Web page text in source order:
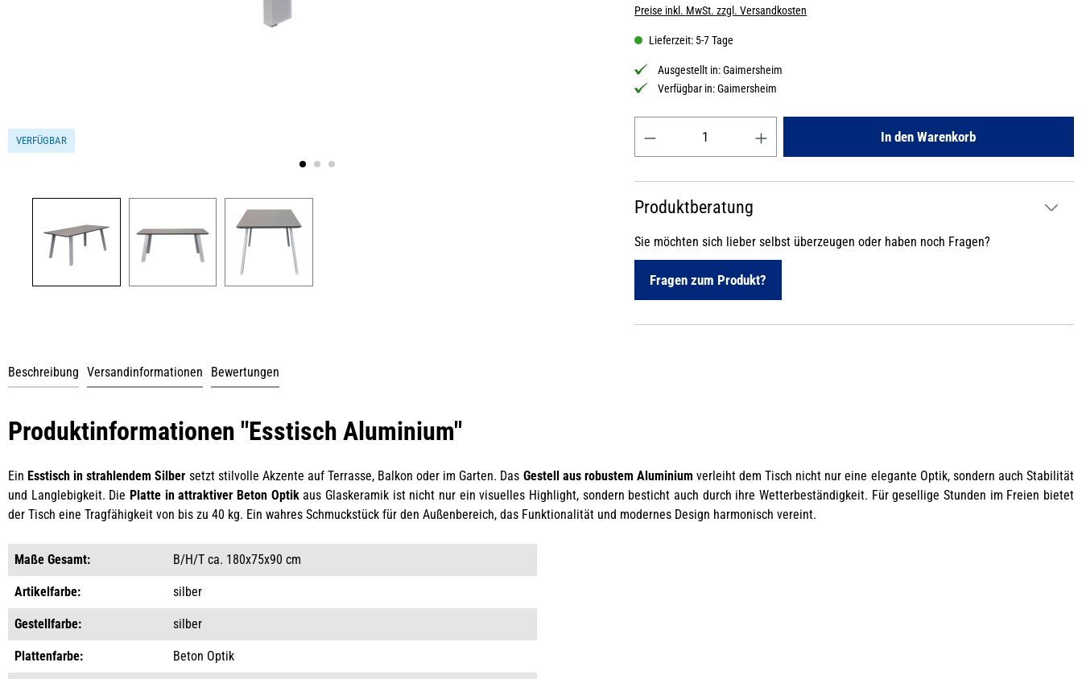
VERFÜGBAR
Preise inkl. MwSt. zzgl. Versandkosten
Lieferzeit: 5-7 Tage
Ausgestellt in:Gaimersheim
Verfügbar in:Gaimersheim
In den Warenkorb
Produktberatung
Sie möchten sich lieber selbst überzeugen oder haben noch Fragen?
Fragen zum Produkt?
Beschreibung Versandinformationen Bewertungen
Produktinformationen "Esstisch Aluminium"
Ein Esstisch in strahlendem Silber setzt stilvolle Akzente auf Terrasse, Balkon oder im Garten. Das Gestell aus robustem Aluminium verleiht dem Tisch nicht nur eine elegante Optik, sondern auch Stabilität
und Langlebigkeit. Die Platte in attraktiver Beton Optikaus Glaskeramik ist nicht nur ein visuelles Highlight, sondern besticht auch durch ihre Wetterbeständigkeit. Für gesellige Stunden im Freien bietet
der Tisch eine Tragfähigkeit von bis zu 40 kg. Ein wahres Schmuckstück für den Außenbereich, das Funktionalität und modernes Design harmonisch vereint.
Maße Gesamt: B/H/T ca. 180x75x90 cm
Artikelfarbe: silber
Gestellfarbe: silber
Plattenfarbe: Beton Optik